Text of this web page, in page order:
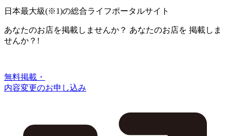
日本最大級(※1)の総合ライフポータルサイト
あなたのお店を掲載しませんか？ あなたのお店を 掲載しま
せんか？!
無料掲載・
内容変更のお申し込み